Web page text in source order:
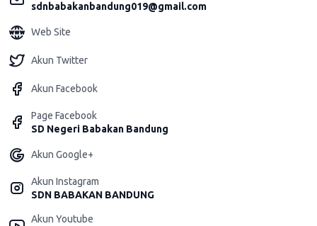
sdnbabakanbandung019@gmail.com
Web Site
Akun Twitter
Akun Facebook
Page Facebook
SD Negeri Babakan Bandung
Akun Google+
Akun Instagram
SDN BABAKAN BANDUNG
Akun Youtube